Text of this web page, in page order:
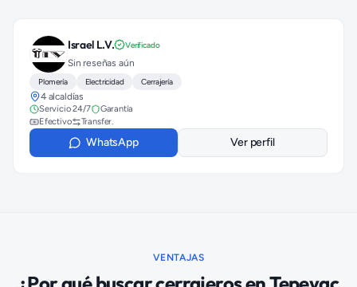
Israel L.V. Verificado
Sin reseñas aún
Plomería Electricidad Cerrajería
4 alcaldías
Servicio 24/7
Garantía
Efectivo
Transfer.
WhatsApp Ver perfil
VENTAJAS